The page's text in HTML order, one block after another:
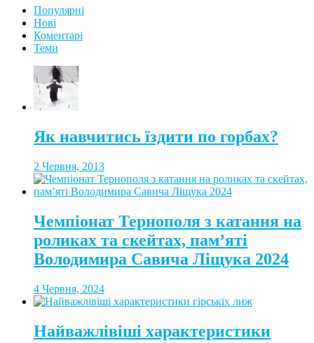
Популярні
Нові
Коментарі
Теми
Як навчитись їздити по горбах?
2 Червня, 2013
Чемпіонат Тернополя з катання на
роликах та скейтах, пам’яті
Володимира Савича Ліщука 2024
4 Червня, 2024
Найважлівіші характеристики